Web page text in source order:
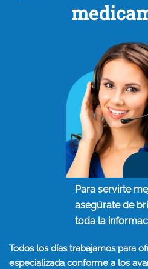
Para servirte
asegúrate de
toda la
Todos los días trabajamos para
especializada conforme a los